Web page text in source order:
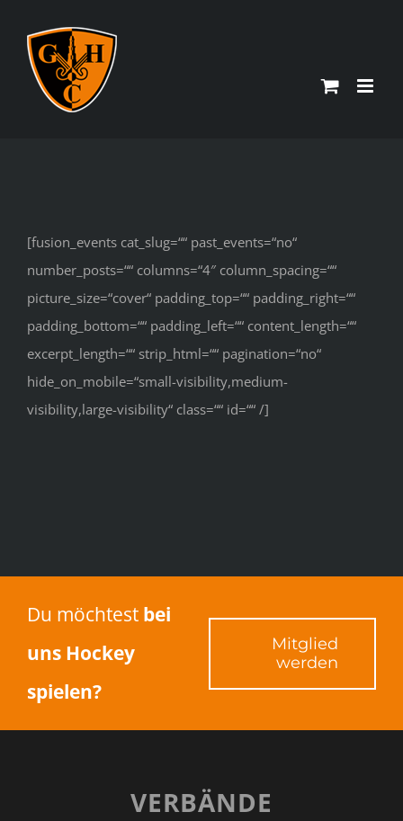
Inhalt
springen
[fusion_events cat_slug=““ past_events=“no“
number_posts=““ columns=“4″ column_spacing=““
picture_size=“cover“ padding_top=““ padding_right=““
padding_bottom=““ padding_left=““ content_length=““
excerpt_length=““ strip_html=““ pagination=“no“
hide_on_mobile=“small-visibility,medium-
visibility,large-visibility“ class=““ id=““ /]
Du möchtest bei
uns Hockey
spielen?
Mitglied
werden
VERBÄNDE